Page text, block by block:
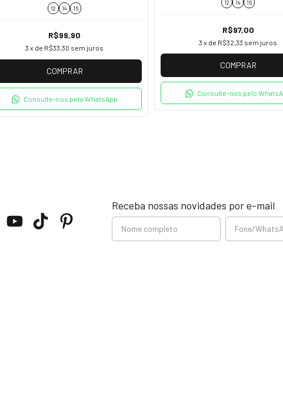
Escuro 130597
12 14 16
R$99,90
3 x de R$33,30 sem juros
COMPRAR
Consulte-nos pelo WhatsApp
12 14 16
R$97,00
3 x de R$32,33 sem juros
COMPRAR
Consulte-nos pelo
Receba nossas novidades por e-mail